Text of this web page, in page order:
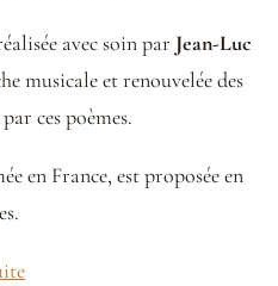
avec soin par Jean-Luc
musicale et renouvelée des
ces poèmes.
en France, est proposée en